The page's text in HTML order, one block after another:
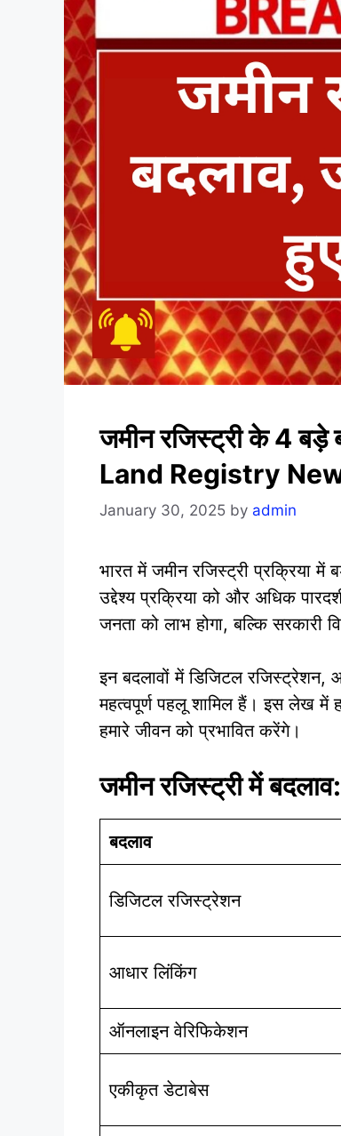
जमीन रजिस्ट्री के 4 बड़े
Land Registry
January 30, 2025 by admin
भारत में जमीन रजिस्ट्री प्रक्रिया
उद्देश्य प्रक्रिया को और अधिक
जनता को लाभ होगा, बल्कि सरकारी
इन बदलावों में डिजिटल
महत्वपूर्ण पहलू शामिल हैं। इस लेख में
हमारे जीवन को प्रभावित करेंगे।
जमीन रजिस्ट्री में
बदलाव
डिजिटल रजिस्ट्रेशन
आधार लिंकिंग
ऑनलाइन वेरिफिकेशन
एकीकृत डेटाबेस